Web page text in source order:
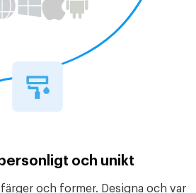
och unikt
och former. Designa och var